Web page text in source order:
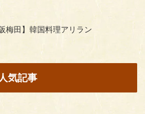
梅田】韓国料理アリラン
気記事